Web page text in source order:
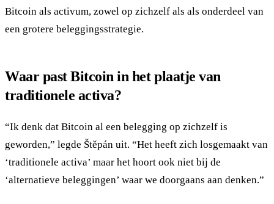
Bitcoin als activum, zowel op zichzelf als als onderdeel van
een grotere beleggingsstrategie.
Waar past Bitcoin in het plaatje van
traditionele activa?
“Ik denk dat Bitcoin al een belegging op zichzelf is
geworden,” legde Štěpán uit. “Het heeft zich losgemaakt van
‘traditionele activa’ maar het hoort ook niet bij de
‘alternatieve beleggingen’ waar we doorgaans aan denken.”